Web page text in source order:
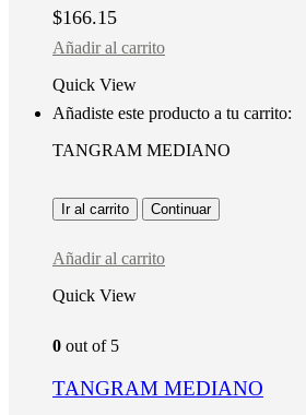
$166.15
Añadir al carrito
Quick View
Añadiste este producto a tu carrito:
TANGRAM MEDIANO
Ir al carrito Continuar
Añadir al carrito
Quick View
0 out of 5
TANGRAM MEDIANO